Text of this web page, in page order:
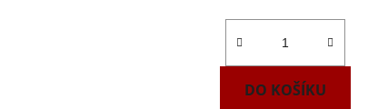
DO KOŠÍKU